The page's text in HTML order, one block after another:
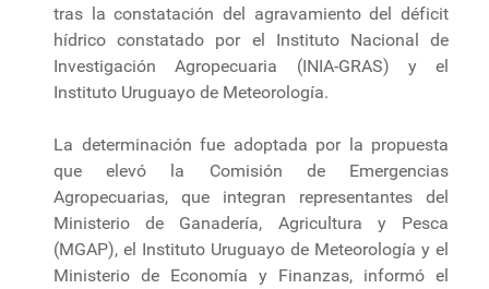
tras la constatación del agravamiento del déficit
hídrico constatado por el Instituto Nacional de
Investigación Agropecuaria (INIA-GRAS) y el
Instituto Uruguayo de Meteorología.
La determinación fue adoptada por la propuesta
que elevó la Comisión de Emergencias
Agropecuarias, que integran representantes del
Ministerio de Ganadería, Agricultura y Pesca
(MGAP), el Instituto Uruguayo de Meteorología y el
Ministerio de Economía y Finanzas, informó el